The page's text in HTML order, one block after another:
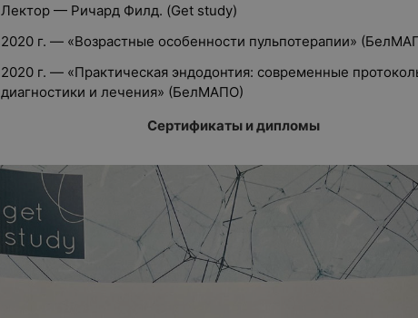
Лектор — Ричард Филд. (Get study)
2020 г. — «Возрастные особенности пульпотерапии»
2020 г. — «Практическая эндодонтия: современные
диагностики и лечения» (БелМАПО)
Сертификаты и дипломы